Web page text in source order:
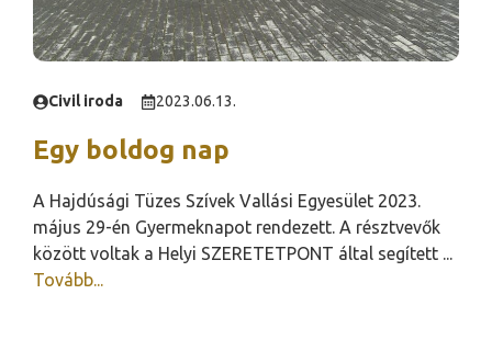
Civil iroda 2023.06.13.
Egy boldog nap
A Hajdúsági Tüzes Szívek Vallási Egyesület 2023.
május 29-én Gyermeknapot rendezett. A résztvevők
között voltak a Helyi SZERETETPONT által segített ...
Tovább...